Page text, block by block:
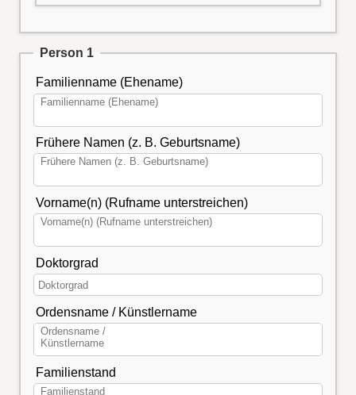
Person 1
Familienname (Ehename)
Frühere Namen (z. B. Geburtsname)
Vorname(n) (Rufname unterstreichen)
Doktorgrad
Ordensname / Künstlername
Familienstand